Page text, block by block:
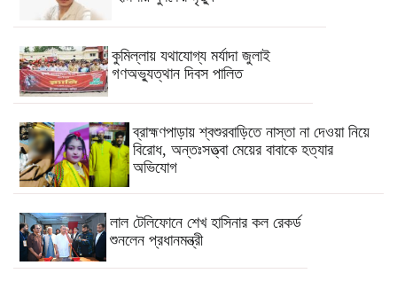
কুমিল্লায় যথাযোগ্য মর্যাদা জুলাই
গণঅভ্যুত্থান দিবস পালিত
ব্রাহ্মণপাড়ায় শ্বশুরবাড়িতে নাস্তা না দেওয়া নিয়ে
বিরোধ, অন্তঃসত্ত্বা মেয়ের বাবাকে হত্যার
অভিযোগ
লাল টেলিফোনে শেখ হাসিনার কল রেকর্ড
শুনলেন প্রধানমন্ত্রী